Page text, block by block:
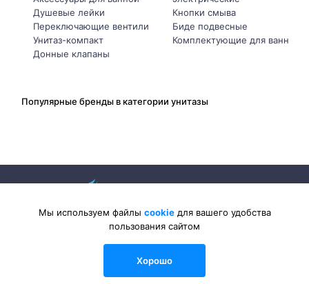
Душевые лейки
Переключающие вентили
Унитаз-компакт
Донные клапаны
Кнопки смыва
Биде подвесные
Комплектующие для ванн
Популярные бренды в категории унитазы
2026 © Sanlib-Santehnika.ru — интернет-магазин сантехники
Мы используем файлы cookieдля вашего удобства
пользования сайтом
Хорошо